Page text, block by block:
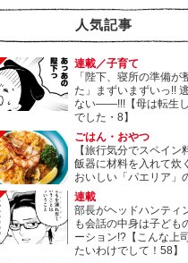
人気記事
連載／子育て
「陛下、寝所の準備が
た」まずいまずいっ!!
ない――!!!【母は転生
でした・8】
ごはん・おやつ
【旅行気分でスペイン
飯器に材料を入れて炊
おいしい「パエリア」
連載
部長がヘッドハンティ
も会話の中身は子ども
ーション!?【こんな上
たいわけでして！58】